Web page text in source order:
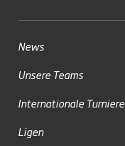
News
Unsere Teams
Internationale Turniere
Ligen